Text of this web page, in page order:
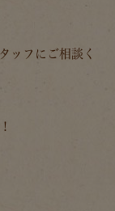
ッフにご相談く